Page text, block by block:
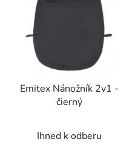
Emitex Nánožník 2v1 -
čierný
Ihned k odberu